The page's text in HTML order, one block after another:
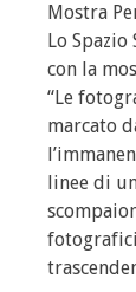
Mostra
Lo
con la
“Le
marcato
linee di